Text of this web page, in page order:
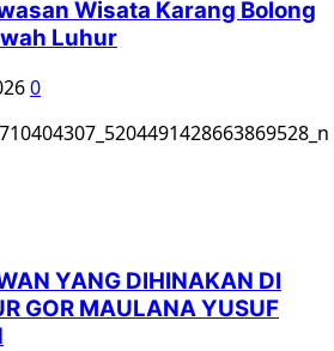
Wisata Karang Bolong
Luhur
0
YANG DIHINAKAN DI
GOR MAULANA YUSUF